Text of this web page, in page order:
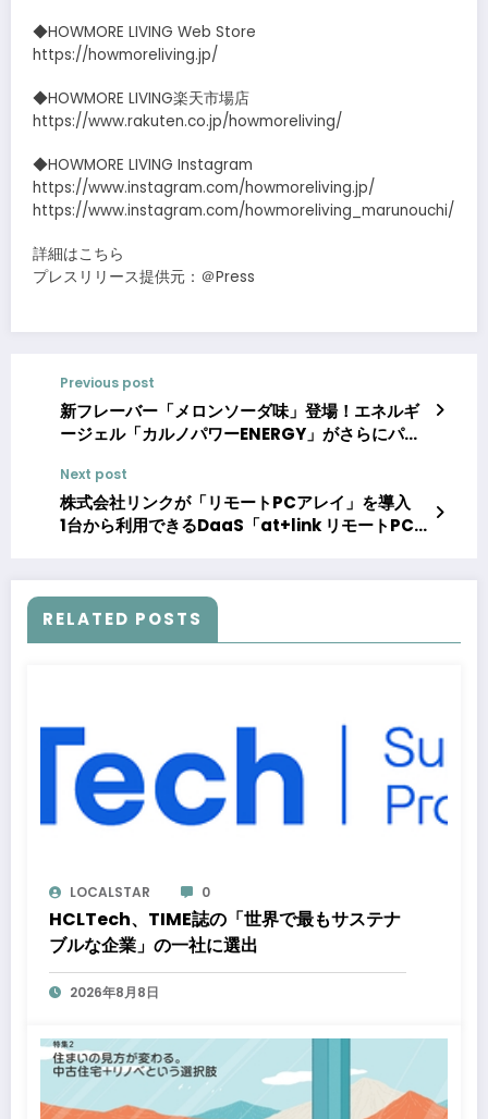
◆HOWMORE LIVING Web Store
https://howmoreliving.jp/
◆HOWMORE LIVING楽天市場店
https://www.rakuten.co.jp/howmoreliving/
◆HOWMORE LIVING Instagram
https://www.instagram.com/howmoreliving.jp/
https://www.instagram.com/howmoreliving_marunouchi/
詳細はこちら
プレスリリース提供元：＠Press
Previous post
新フレーバー「メロンソーダ味」登場！エネルギ
ージェル「カルノパワーENERGY」がさらにパワ
Next post
株式会社リンクが「リモートPCアレイ」を導入
1台から利用できるDaaS「at+link リモートPC
RELATED POSTS
LOCALSTAR 0
HCLTech、TIME誌の「世界で最もサステナ
ブルな企業」の一社に選出
2026年8月8日